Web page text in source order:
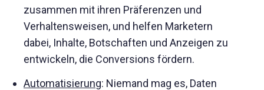
zusammen mit ihren Präferenzen und
Verhaltensweisen, und helfen Marketern
dabei, Inhalte, Botschaften und Anzeigen zu
entwickeln, die Conversions fördern.
Automatisierung: Niemand mag es, Daten